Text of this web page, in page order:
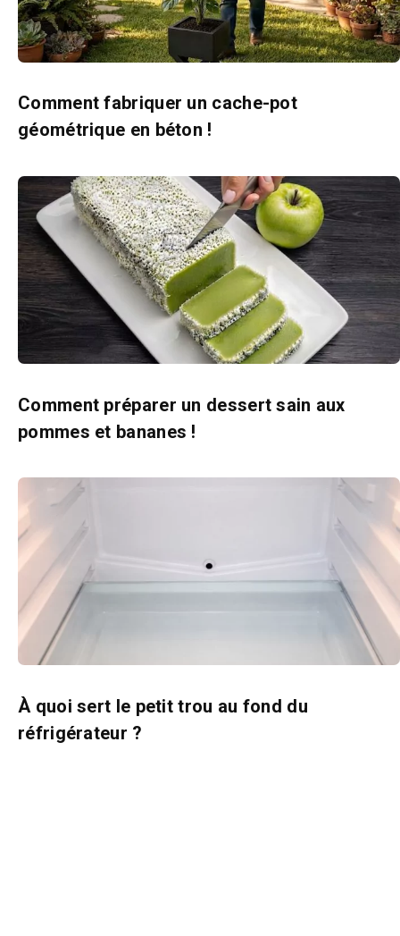
Comment fabriquer un cache-pot
géométrique en béton !
Comment préparer un dessert sain aux
pommes et bananes !
À quoi sert le petit trou au fond du
réfrigérateur ?